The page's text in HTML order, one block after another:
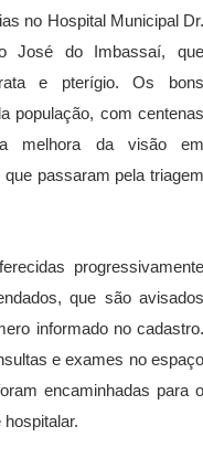
no Hospital Municipal Dr.
José do Imbassaí, que
e pterígio. Os bons
população, com centenas
melhora da visão em
passaram pela triagem
progressivamente
que são avisados
informado no cadastro.
e exames no espaço
encaminhadas para o